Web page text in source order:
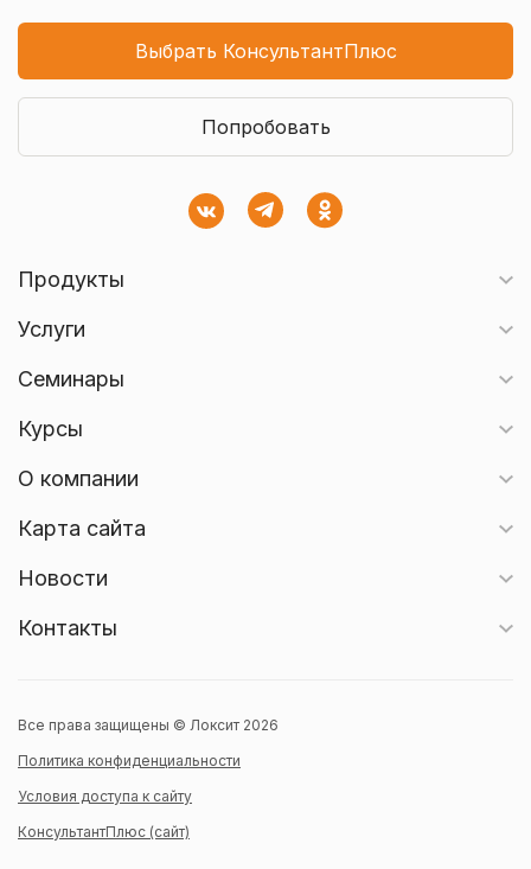
Выбрать КонсультантПлюс
Попробовать
Продукты
Услуги
Семинары
Курсы
О компании
Карта сайта
Новости
Контакты
Все права защищены © Локсит 2026
Политика конфиденциальности
Условия доступа к сайту
КонсультантПлюс (сайт)